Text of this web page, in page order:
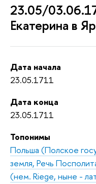
23.05/
Екатерина в
Дата начала
23.05.1711
Дата конца
23.05.1711
Топонимы
Польша (Полское
земля, Речь
(нем. Riege, ныне -